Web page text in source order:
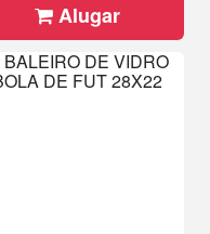
Alugar